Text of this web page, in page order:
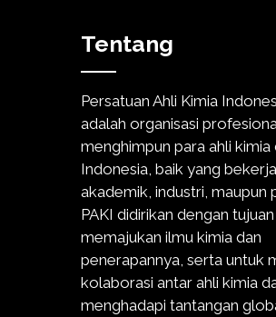
Tentang
Persatuan Ahli Kimia
adalah organisasi
menghimpun para ahli kimia
Indonesia, baik yang
akademik, industri, maupun
PAKI didirikan dengan
memajukan ilmu kimia dan
penerapannya, serta untuk
kolaborasi antar ahli kimia
menghadapi tantangan